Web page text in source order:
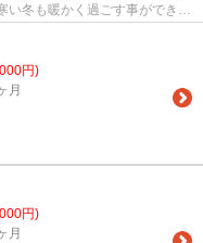
い冬も暖かく過ごす事ができま
円)
月
円)
月